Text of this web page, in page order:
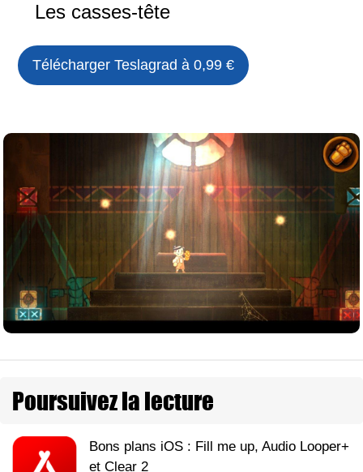
Les casses-tête
TéléchargerTeslagrad à 0,99 €
Poursuivez la lecture
Bons plans iOS : Fill me up, Audio Looper+
et Clear 2